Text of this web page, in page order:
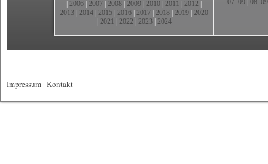
2006 2007 2008 2009 2010 2011 2012
2013 2014 2015 2016 2017 2018 2019 2020
2021 2022 2023| 2024
07_09 08_09
Impressum Kontakt